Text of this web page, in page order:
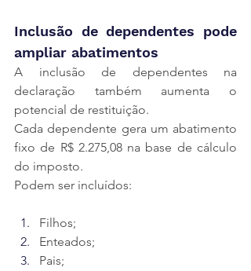
Inclusão de dependentes pode
ampliar abatimentos
A inclusão de dependentes na
declaração também aumenta o
potencial de restituição.
Cada dependente gera um abatimento
fixo de R$ 2.275,08 na base de cálculo
do imposto.
Podem ser incluídos:
Filhos;
Enteados;
Pais;